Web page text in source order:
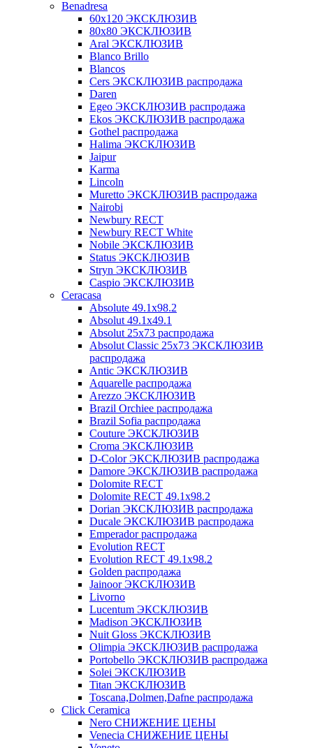
Benadresa
60х120 ЭКСКЛЮЗИВ
80х80 ЭКСКЛЮЗИВ
Aral ЭКСКЛЮЗИВ
Blanco Brillo
Blancos
Cers ЭКСКЛЮЗИВ распродажа
Daren
Egeo ЭКСКЛЮЗИВ распродажа
Ekos ЭКСКЛЮЗИВ распродажа
Gothel распродажа
Halima ЭКСКЛЮЗИВ
Jaipur
Karma
Lincoln
Muretto ЭКСКЛЮЗИВ распродажа
Nairobi
Newbury RECT
Newbury RECT White
Nobile ЭКСКЛЮЗИВ
Status ЭКСКЛЮЗИВ
Stryn ЭКСКЛЮЗИВ
Сaspio ЭКСКЛЮЗИВ
Ceracasa
Absolute 49.1x98.2
Absolut 49.1x49.1
Absolut 25x73 распродажа
Absolut Classic 25x73 ЭКСКЛЮЗИВ
распродажа
Antic ЭКСКЛЮЗИВ
Aquarelle распродажа
Arezzo ЭКСКЛЮЗИВ
Brazil Orchiee распродажа
Brazil Sofia распродажа
Couture ЭКСКЛЮЗИВ
Croma ЭКСКЛЮЗИВ
D-Color ЭКСКЛЮЗИВ распродажа
Damore ЭКСКЛЮЗИВ распродажа
Dolomite RECT
Dolomite RECT 49.1x98.2
Dorian ЭКСКЛЮЗИВ распродажа
Ducale ЭКСКЛЮЗИВ распродажа
Emperador распродажа
Evolution RECT
Evolution RECT 49.1x98.2
Golden распродажа
Jainoor ЭКСКЛЮЗИВ
Livorno
Lucentum ЭКСКЛЮЗИВ
Madison ЭКСКЛЮЗИВ
Nuit Gloss ЭКСКЛЮЗИВ
Olimpia ЭКСКЛЮЗИВ распродажа
Portobello ЭКСКЛЮЗИВ распродажа
Solei ЭКСКЛЮЗИВ
Titan ЭКСКЛЮЗИВ
Toscana,Dolmen,Dafne распродажа
Cliсk Ceramica
Nero СНИЖЕНИЕ ЦЕНЫ
Venecia СНИЖЕНИЕ ЦЕНЫ